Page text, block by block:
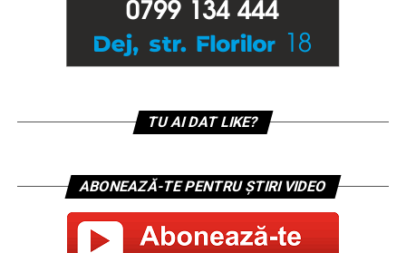
TU AI DAT LIKE?
ABONEAZĂ-TE PENTRU ȘTIRI VIDEO